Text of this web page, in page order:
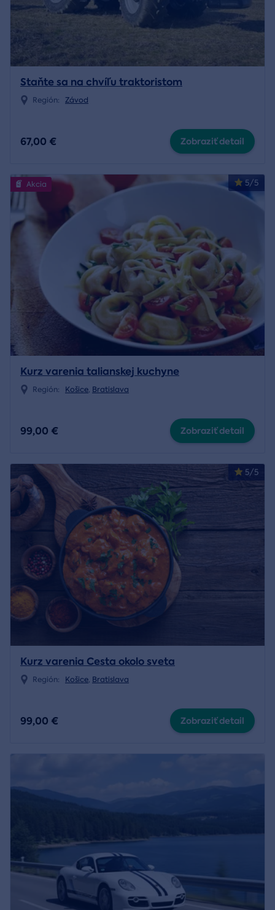
Staňte sa na chvíľu traktoristom
Región: Závod
67,00 € Zobraziť detail
5/5
Akcia
Kurz varenia talianskej kuchyne
Región: Košice, Bratislava
99,00 € Zobraziť detail
5/5
Kurz varenia Cesta okolo sveta
Región: Košice, Bratislava
99,00 € Zobraziť detail